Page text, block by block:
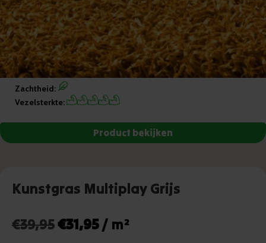
Zachtheid:
Vezelsterkte:
Kunstgras Multiplay Grijs
€39,95Oorspronkelijke
€31,95Huidige
/ m²